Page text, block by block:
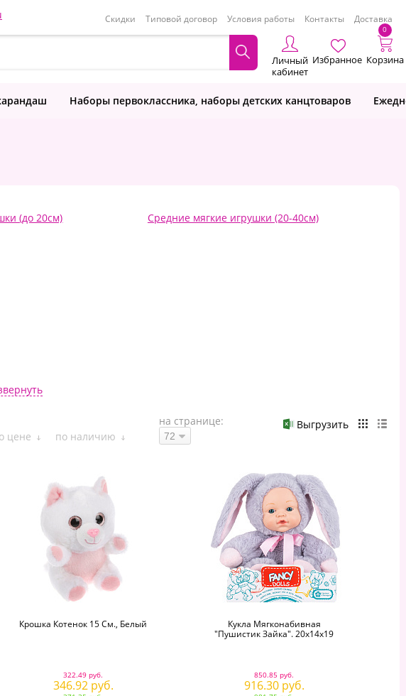
Скидки Типовой договор Условия работы Контакты Доставка
Личный
кабинет
Избранное
0
Корзина
Наборы первоклассника, наборы детских канцтоваров
(до 20см)
Средние мягкие игрушки (20-40см)
Выгрузить
цене по наличию
на странице:
Крошка Котенок 15 См., Белый
322.49 руб.
346.92 руб.
Кукла Мягконабивная
"Пушистик Зайка". 20х14х19
850.85 руб.
916.30 руб.